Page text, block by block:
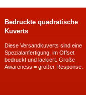
Bedruckte quadratische
Kuverts
Diese Versandkuverts sind eine
Spezialanfertigung, im Offset
bedruckt und lackiert. Große
Awareness = großer Response.